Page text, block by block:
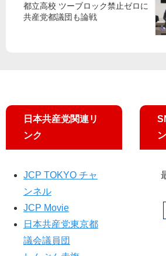
へ
都立高校 ツーブロック禁止ゼロに
共産党都議団も論戦
日本共産党関連リ
ンク
JCP TOKYO チャ
ンネル
JCP Movie
日本共産党東京都
議会議員団
ン